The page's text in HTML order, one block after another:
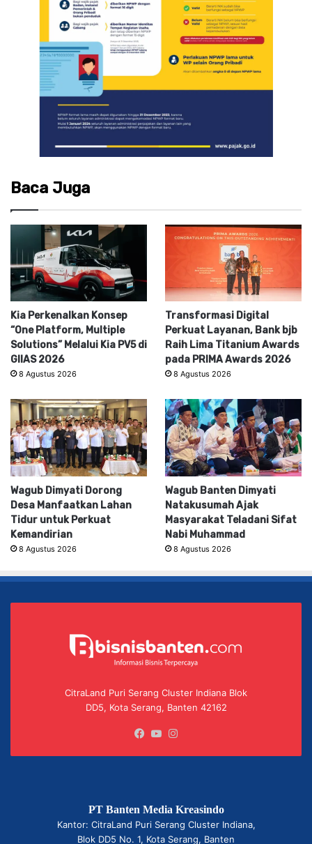
Baca Juga
Kia Perkenalkan Konsep
“One Platform, Multiple
Solutions” Melalui Kia PV5 di
GIIAS 2026
8 Agustus 2026
Transformasi Digital
Perkuat Layanan, Bank bjb
Raih Lima Titanium Awards
pada PRIMA Awards 2026
8 Agustus 2026
Wagub Dimyati Dorong
Desa Manfaatkan Lahan
Tidur untuk Perkuat
Kemandirian
8 Agustus 2026
Wagub Banten Dimyati
Natakusumah Ajak
Masyarakat Teladani Sifat
Nabi Muhammad
8 Agustus 2026
CitraLand Puri Serang Cluster Indiana Blok
DD5, Kota Serang, Banten 42162
Facebook
YouTube
PT Banten Media Kreasindo
Kantor: CitraLand Puri Serang Cluster Indiana,
Blok DD5 No. 1, Kota Serang, Banten